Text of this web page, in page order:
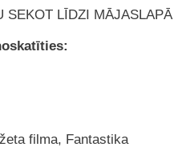
SEKOT LĪDZI MĀJASLAPĀ
filma, Fantastika